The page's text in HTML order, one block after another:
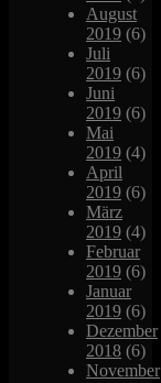
August
2019 (6)
Juli
2019 (6)
Juni
2019 (6)
Mai
2019 (4)
April
2019 (6)
März
2019 (4)
Februar
2019 (6)
Januar
2019 (6)
Dezember
2018 (6)
November